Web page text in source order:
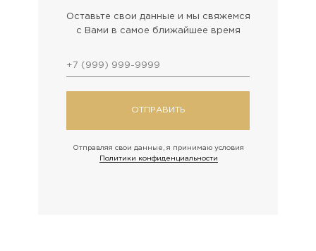
ОТПРАВИТЬ
Оставьте свои данные и мы свяжемся
с Вами в самое ближайшее время
Отправляя свои данные, я принимаю условия
Политики конфиденциальности